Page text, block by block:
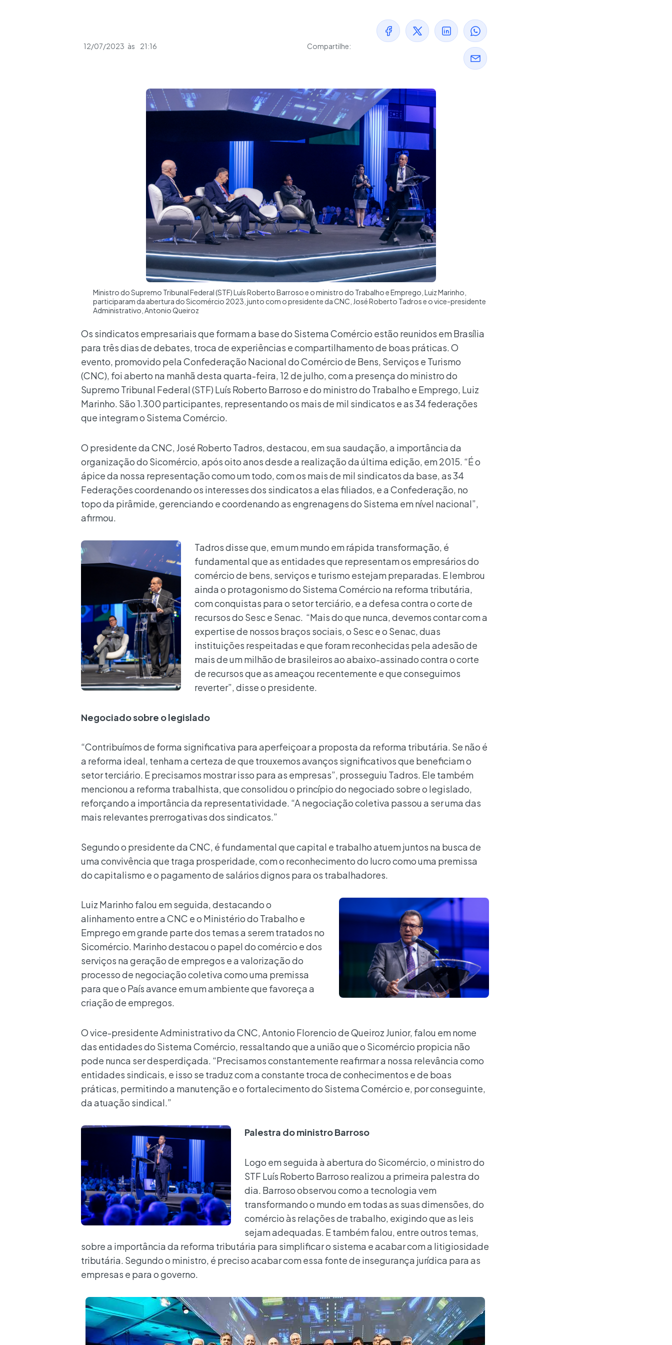
12/07/2023 às 21:16 Compartilhe:
Ministro do Supremo Tribunal Federal (STF) Luís Roberto Barroso e o ministro do Trabalho e Emprego, Luiz Marinho,
participaram da abertura do Sicomércio 2023, junto com o presidente da CNC, José Roberto Tadros e o vice-presidente
Administrativo, Antonio Queiroz
Os sindicatos empresariais que formam a base do Sistema Comércio estão reunidos em Brasília
para três dias de debates, troca de experiências e compartilhamento de boas práticas. O
evento, promovido pela Confederação Nacional do Comércio de Bens, Serviços e Turismo
(CNC), foi aberto na manhã desta quarta-feira, 12 de julho, com a presença do ministro do
Supremo Tribunal Federal (STF) Luís Roberto Barroso e do ministro do Trabalho e Emprego, Luiz
Marinho. São 1.300 participantes, representando os mais de mil sindicatos e as 34 federações
que integram o Sistema Comércio.
O presidente da CNC, José Roberto Tadros, destacou, em sua saudação, a importância da
organização do Sicomércio, após oito anos desde a realização da última edição, em 2015. “É o
ápice da nossa representação como um todo, com os mais de mil sindicatos da base, as 34
Federações coordenando os interesses dos sindicatos a elas filiados, e a Confederação, no
topo da pirâmide, gerenciando e coordenando as engrenagens do Sistema em nível nacional”,
afirmou.
Tadros disse que, em um mundo em rápida transformação, é
fundamental que as entidades que representam os empresários do
comércio de bens, serviços e turismo estejam preparadas. E lembrou
ainda o protagonismo do Sistema Comércio na reforma tributária,
com conquistas para o setor terciário, e a defesa contra o corte de
recursos do Sesc e Senac. “Mais do que nunca, devemos contar com a
expertise de nossos braços sociais, o Sesc e o Senac, duas
instituições respeitadas e que foram reconhecidas pela adesão de
mais de um milhão de brasileiros ao abaixo-assinado contra o corte
de recursos que as ameaçou recentemente e que conseguimos
reverter”, disse o presidente.
Negociado sobre o legislado
“Contribuímos de forma significativa para aperfeiçoar a proposta da reforma tributária. Se não é
a reforma ideal, tenham a certeza de que trouxemos avanços significativos que beneficiam o
setor terciário. E precisamos mostrar isso para as empresas”, prosseguiu Tadros. Ele também
mencionou a reforma trabalhista, que consolidou o princípio do negociado sobre o legislado,
reforçando a importância da representatividade. “A negociação coletiva passou a ser uma das
mais relevantes prerrogativas dos sindicatos.”
Segundo o presidente da CNC, é fundamental que capital e trabalho atuem juntos na busca de
uma convivência que traga prosperidade, com o reconhecimento do lucro como uma premissa
do capitalismo e o pagamento de salários dignos para os trabalhadores.
Luiz Marinho falou em seguida, destacando o
alinhamento entre a CNC e o Ministério do Trabalho e
Emprego em grande parte dos temas a serem tratados no
Sicomércio. Marinho destacou o papel do comércio e dos
serviços na geração de empregos e a valorização do
processo de negociação coletiva como uma premissa
para que o País avance em um ambiente que favoreça a
criação de empregos.
O vice-presidente Administrativo da CNC, Antonio Florencio de Queiroz Junior, falou em nome
das entidades do Sistema Comércio, ressaltando que a união que o Sicomércio propicia não
pode nunca ser desperdiçada. “Precisamos constantemente reafirmar a nossa relevância como
entidades sindicais, e isso se traduz com a constante troca de conhecimentos e de boas
práticas, permitindo a manutenção e o fortalecimento do Sistema Comércio e, por conseguinte,
da atuação sindical.”
Palestra do ministro Barroso
Logo em seguida à abertura do Sicomércio, o ministro do
STF Luís Roberto Barroso realizou a primeira palestra do
dia. Barroso observou como a tecnologia vem
transformando o mundo em todas as suas dimensões, do
comércio às relações de trabalho, exigindo que as leis
sejam adequadas. E também falou, entre outros temas,
sobre a importância da reforma tributária para simplificar o sistema e acabar com a litigiosidade
tributária. Segundo o ministro, é preciso acabar com essa fonte de insegurança jurídica para as
empresas e para o governo.